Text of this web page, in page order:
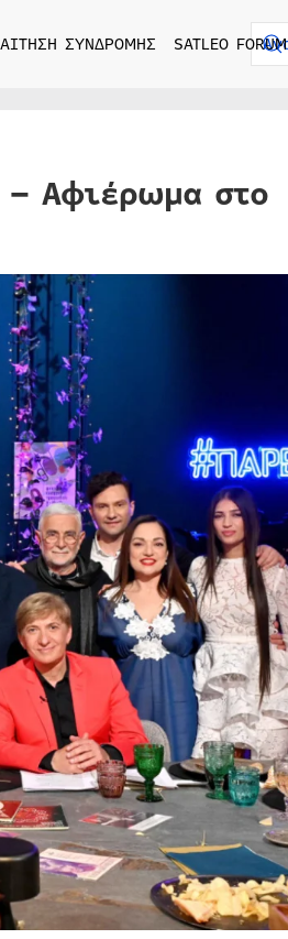
ΑΙΤΗΣΗ ΣΥΝΔΡΟΜΗΣ SATLEO FORUM
Αφιέρωμα στο